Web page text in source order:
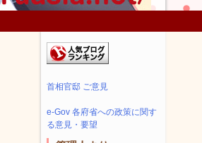
首相官邸 ご意見
e-Gov 各府省への政策に関す
る意見・要望